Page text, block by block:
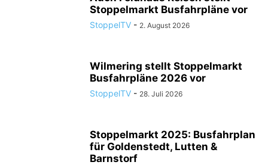
Stoppelmarkt Busfahrpläne vor
StoppelTV - 2. August 2026
Wilmering stellt Stoppelmarkt
Busfahrpläne 2026 vor
StoppelTV - 28. Juli 2026
Stoppelmarkt 2025: Busfahrplan
für Goldenstedt, Lutten &
Barnstorf